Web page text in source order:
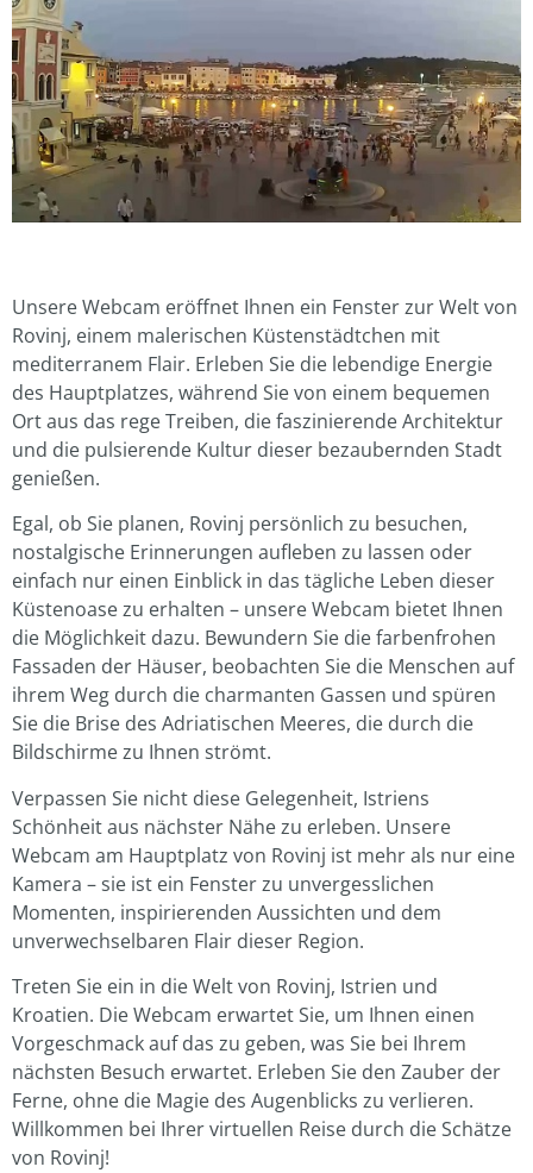
Unsere Webcam eröffnet Ihnen ein Fenster zur Welt von
Rovinj, einem malerischen Küstenstädtchen mit
mediterranem Flair. Erleben Sie die lebendige Energie
des Hauptplatzes, während Sie von einem bequemen
Ort aus das rege Treiben, die faszinierende Architektur
und die pulsierende Kultur dieser bezaubernden Stadt
genießen.
Egal, ob Sie planen, Rovinj persönlich zu besuchen,
nostalgische Erinnerungen aufleben zu lassen oder
einfach nur einen Einblick in das tägliche Leben dieser
Küstenoase zu erhalten – unsere Webcam bietet Ihnen
die Möglichkeit dazu. Bewundern Sie die farbenfrohen
Fassaden der Häuser, beobachten Sie die Menschen auf
ihrem Weg durch die charmanten Gassen und spüren
Sie die Brise des Adriatischen Meeres, die durch die
Bildschirme zu Ihnen strömt.
Verpassen Sie nicht diese Gelegenheit, Istriens
Schönheit aus nächster Nähe zu erleben. Unsere
Webcam am Hauptplatz von Rovinj ist mehr als nur eine
Kamera – sie ist ein Fenster zu unvergesslichen
Momenten, inspirierenden Aussichten und dem
unverwechselbaren Flair dieser Region.
Treten Sie ein in die Welt von Rovinj, Istrien und
Kroatien. Die Webcam erwartet Sie, um Ihnen einen
Vorgeschmack auf das zu geben, was Sie bei Ihrem
nächsten Besuch erwartet. Erleben Sie den Zauber der
Ferne, ohne die Magie des Augenblicks zu verlieren.
Willkommen bei Ihrer virtuellen Reise durch die Schätze
von Rovinj!